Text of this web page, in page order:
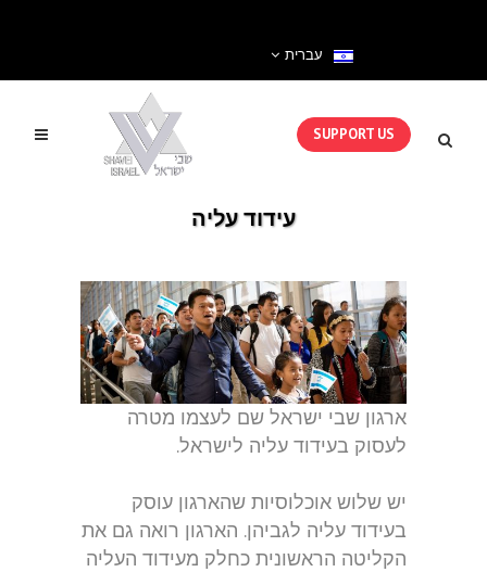
עברית
SUPPORT US
עידוד עליה
ארגון שבי ישראל שם לעצמו מטרה
לעסוק בעידוד עליה לישראל.
יש שלוש אוכלוסיות שהארגון עוסק
בעידוד עליה לגביהן. הארגון רואה גם את
הקליטה הראשונית כחלק מעידוד העליה